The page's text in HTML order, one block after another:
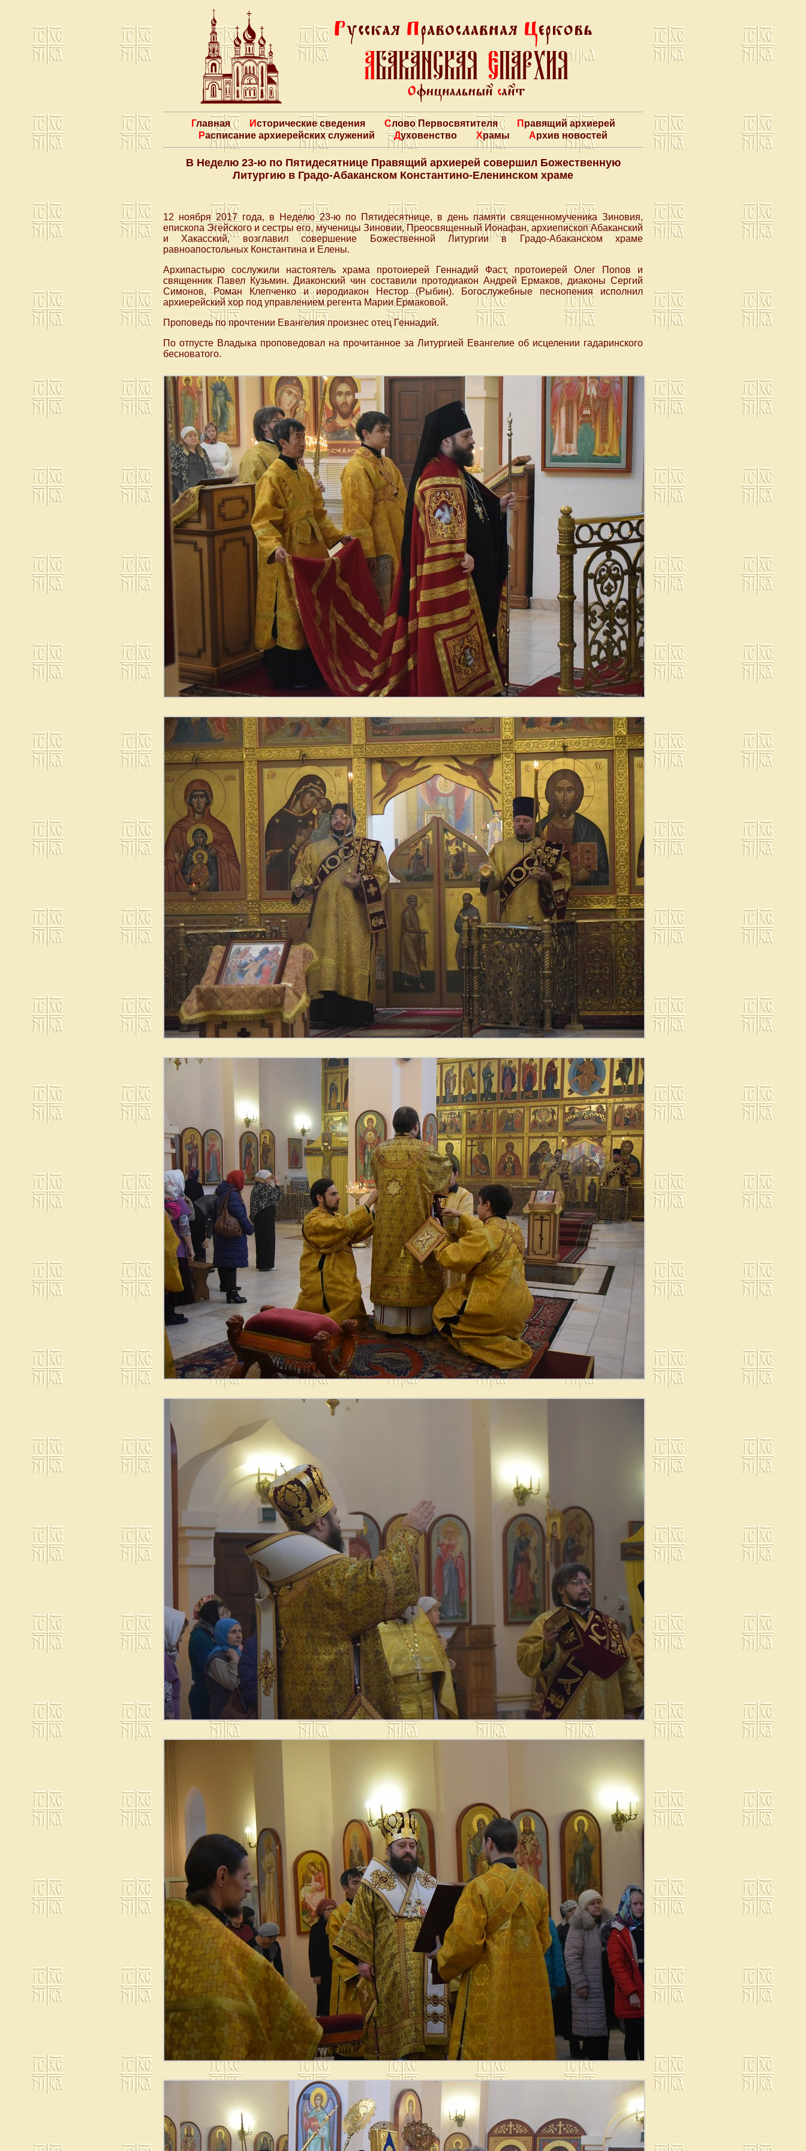
Главная Исторические сведения Слово Первосвятителя
Правящий архиерей
Расписание архиерейских служений
Духовенство Храмы Архив новостей
В Неделю 23-ю по Пятидесятнице Правящий архиерей совершил Божественную
Литургию в Градо-Абаканском Константино-Еленинском храме
12 ноября 2017 года, в Неделю 23-ю по Пятидесятнице, в день памяти священномученика Зиновия,
епископа Эгейского и сестры его, мученицы Зиновии, Преосвященный Ионафан, архиепископ Абаканский
и Хакасский, возглавил совершение Божественной Литургии в Градо-Абаканском храме
равноапостольных Константина и Елены.
Архипастырю сослужили настоятель храма протоиерей Геннадий Фаст, протоиерей Олег Попов и
священник Павел Кузьмин. Диаконский чин составили протодиакон Андрей Ермаков, диаконы Сергий
Симонов, Роман Клепченко и иеродиакон Нестор (Рыбин). Богослужебные песнопения исполнил
архиерейский хор под управлением регента Марии Ермаковой.
Проповедь по прочтении Евангелия произнес отец Геннадий.
По отпусте Владыка проповедовал на прочитанное за Литургией Евангелие об исцелении гадаринского
бесноватого.